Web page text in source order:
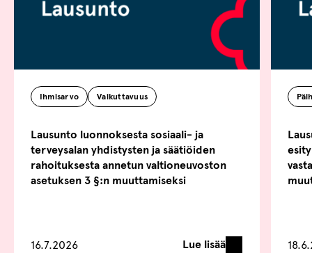
Ihmisarvo Vaikuttavuus
Lausunto luonnoksesta sosiaali- ja
terveysalan yhdistysten ja säätiöiden
rahoituksesta annetun valtioneuvoston
asetuksen 3 §:n muuttamiseksi
16.7.2026 Lue lisää